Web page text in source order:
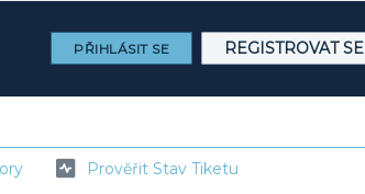
PŘIHLÁSIT SE REGISTROVAT SE
Prověřit Stav Tiketu